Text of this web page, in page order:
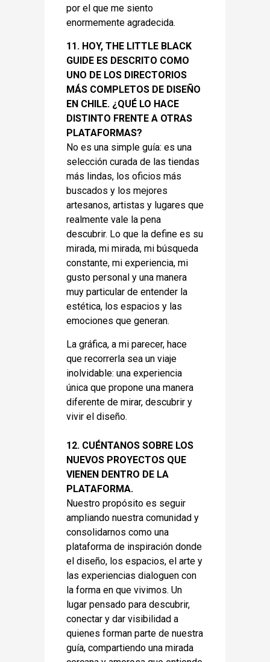
por el que me siento
enormemente agradecida.
11. HOY, THE LITTLE BLACK
GUIDE ES DESCRITO COMO
UNO DE LOS DIRECTORIOS
MÁS COMPLETOS DE DISEÑO
EN CHILE. ¿QUÉ LO HACE
DISTINTO FRENTE A OTRAS
PLATAFORMAS?
No es una simple guía: es una
selección curada de las tiendas
más lindas, los oficios más
buscados y los mejores
artesanos, artistas y lugares que
realmente vale la pena
descubrir. Lo que la define es su
mirada, mi mirada, mi búsqueda
constante, mi experiencia, mi
gusto personal y una manera
muy particular de entender la
estética, los espacios y las
emociones que generan.
La gráfica, a mi parecer, hace
que recorrerla sea un viaje
inolvidable: una experiencia
única que propone una manera
diferente de mirar, descubrir y
vivir el diseño.
12. CUÉNTANOS SOBRE LOS
NUEVOS PROYECTOS QUE
VIENEN DENTRO DE LA
PLATAFORMA.
Nuestro propósito es seguir
ampliando nuestra comunidad y
consolidarnos como una
plataforma de inspiración donde
el diseño, los espacios, el arte y
las experiencias dialoguen con
la forma en que vivimos. Un
lugar pensado para descubrir,
conectar y dar visibilidad a
quienes forman parte de nuestra
guía, compartiendo una mirada